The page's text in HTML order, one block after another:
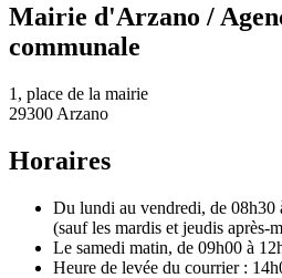
Mairie d'Arzano /
communale
1, place de la mairie
29300 Arzano
Horaires
Du lundi au vendredi, de 08h30
(sauf les mardis et jeudis après-
Le samedi matin, de 09h00 à
Heure de levée du courrier :